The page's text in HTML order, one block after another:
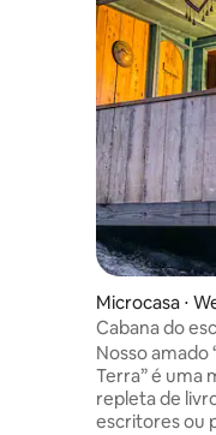
Microcasa ⋅
Cabana do
Nosso amado
Terra” é uma
repleta de
escritores ou